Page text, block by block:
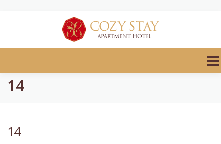
14
14